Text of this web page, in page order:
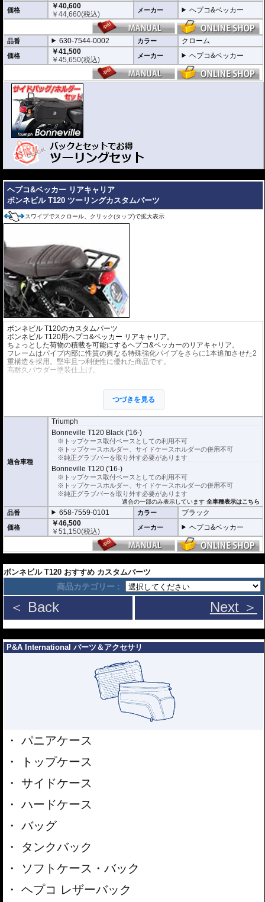
価格
￥40,600
￥44,660(税込) メーカー ヘプコ&ベッカー
品番 630-7544-0002 カラー クローム
価格
￥41,500
￥45,650(税込) メーカー ヘプコ&ベッカー
バッグは下記の中から選択できます。
バッグ名をクリックすると各バッグの詳細ページを開きます。
ストリートP
630-7544-640
ロイスター
スピード
630-7544-620
オービット 630-7544-293
ヘプコ&ベッカー リアキャリア
ボンネビル T120 ツーリングカスタムパーツ
スワイプでスクロール、クリック(タップ)で拡大表示
ボンネビル T120のカスタムパーツ
ボンネビル T120用ヘプコ&ベッカー リアキャリア。
ちょっとした荷物の積載を可能にするヘプコ&ベッカーのリアキャリア。
フレームはパイプ内部に性質の異なる特殊強化パイプをさらに1本追加させた2
重構造を採用。堅牢且つ利便性に優れた商品です。
高耐久パウダー塗装仕上げ。
つづきを見る
適合車種
Triumph
Bonneville T120 Black ('16-)
※トップケース取付ベースとしての利用不可
※トップケースホルダー、サイドケースホルダーの併用不可
※純正グラブバーを取り外す必要があります
Bonneville T120 ('16-)
※トップケース取付ベースとしての利用不可
※トップケースホルダー、サイドケースホルダーの併用不可
※純正グラブバーを取り外す必要があります
適合の一部のみ表示しています全車種表示はこちら
品番 658-7559-0101 カラー ブラック
価格
￥46,500
￥51,150(税込) メーカー ヘプコ&ベッカー
ボンネビル T120 おすすめ カスタムパーツ
商品カテゴリー :
＜ Back Next ＞
P&A International パーツ＆アクセサリ
パニアケース
トップケース
サイドケース
ハードケース
バッグ
タンクバック
ソフトケース・バック
ヘプコ レザーバック